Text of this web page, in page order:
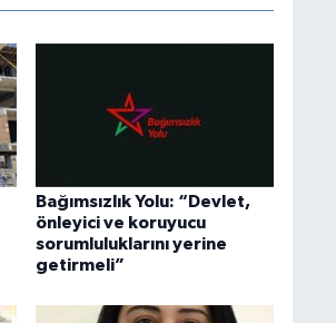
Bağımsızlık Yolu: “Devlet,
önleyici ve koruyucu
sorumluluklarını yerine
getirmeli”